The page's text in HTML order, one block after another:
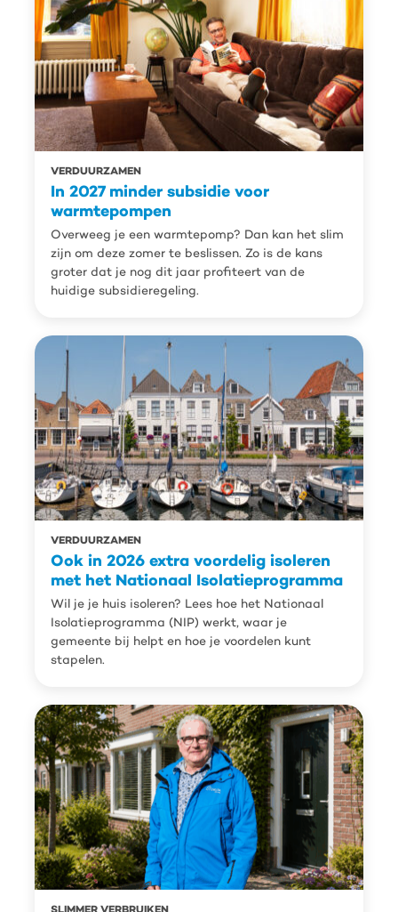
VERDUURZAMEN
In 2027 minder subsidie voor
warmtepompen
Overweeg je een warmtepomp? Dan kan het slim
zijn om deze zomer te beslissen. Zo is de kans
groter dat je nog dit jaar profiteert van de
huidige subsidieregeling.
VERDUURZAMEN
Ook in 2026 extra voordelig isoleren
met het Nationaal Isolatieprogramma
Wil je je huis isoleren? Lees hoe het Nationaal
Isolatieprogramma (NIP) werkt, waar je
gemeente bij helpt en hoe je voordelen kunt
stapelen.
SLIMMER VERBRUIKEN